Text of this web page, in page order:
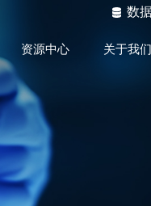
数
资源中心 关于我们